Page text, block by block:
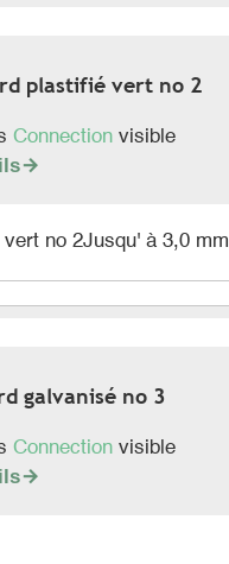
plastifié vert no 2
Connection visible

vert no 2Jusqu' à 3,0 mm
galvanisé no 3
Connection visible
